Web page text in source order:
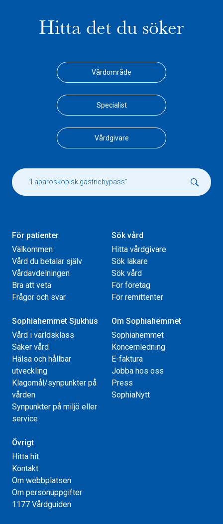
Hitta det du söker
Vårdområde
Specialist
Vårdgivare
För patienter
Välkommen
Vård du betalar själv
Vårdavdelningen
Bra att veta
Frågor och svar
Sök vård
Hitta vårdgivare
Sök läkare
Sök vård
För företag
För remittenter
Sophiahemmet Sjukhus
Vård i världsklass
Säker vård
Hälsa och hållbar
utveckling
Klagomål/synpunkter på
vården
Synpunkter på miljö eller
service
Om Sophiahemmet
Sophiahemmet
Koncernledning
E-faktura
Jobba hos oss
Press
SophiaNytt
Övrigt
Hitta hit
Kontakt
Om webbplatsen
Om personuppgifter
1177 Vårdguiden